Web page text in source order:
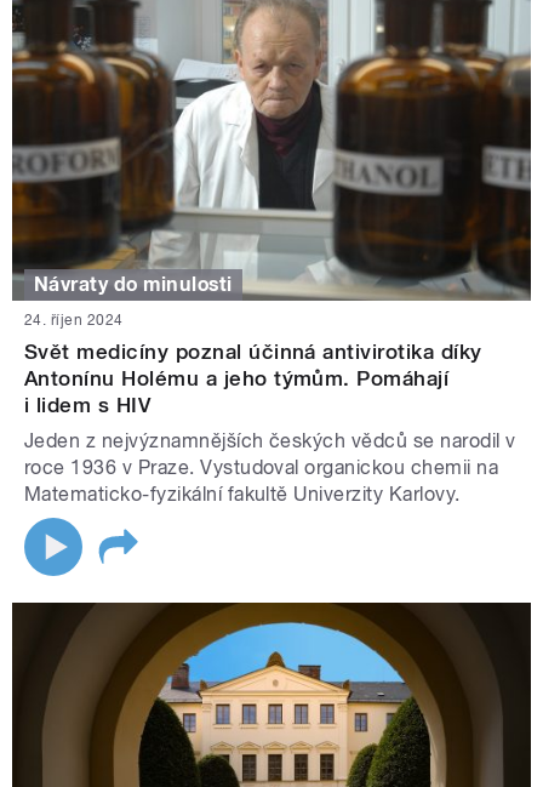
Návraty do minulosti
24. říjen 2024
Svět medicíny poznal účinná antivirotika díky
Antonínu Holému a jeho týmům. Pomáhají
i lidem s HIV
Jeden z nejvýznamnějších českých vědců se narodil v
roce 1936 v Praze. Vystudoval organickou chemii na
Matematicko-fyzikální fakultě Univerzity Karlovy.